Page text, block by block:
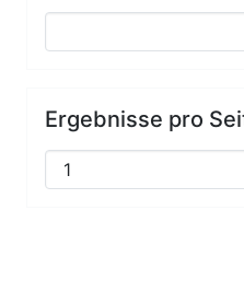
Ergebnisse pro